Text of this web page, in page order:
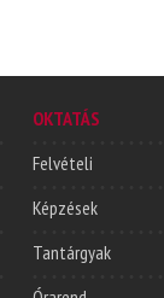
OKTATÁS
Felvételi
Képzések
Tantárgyak